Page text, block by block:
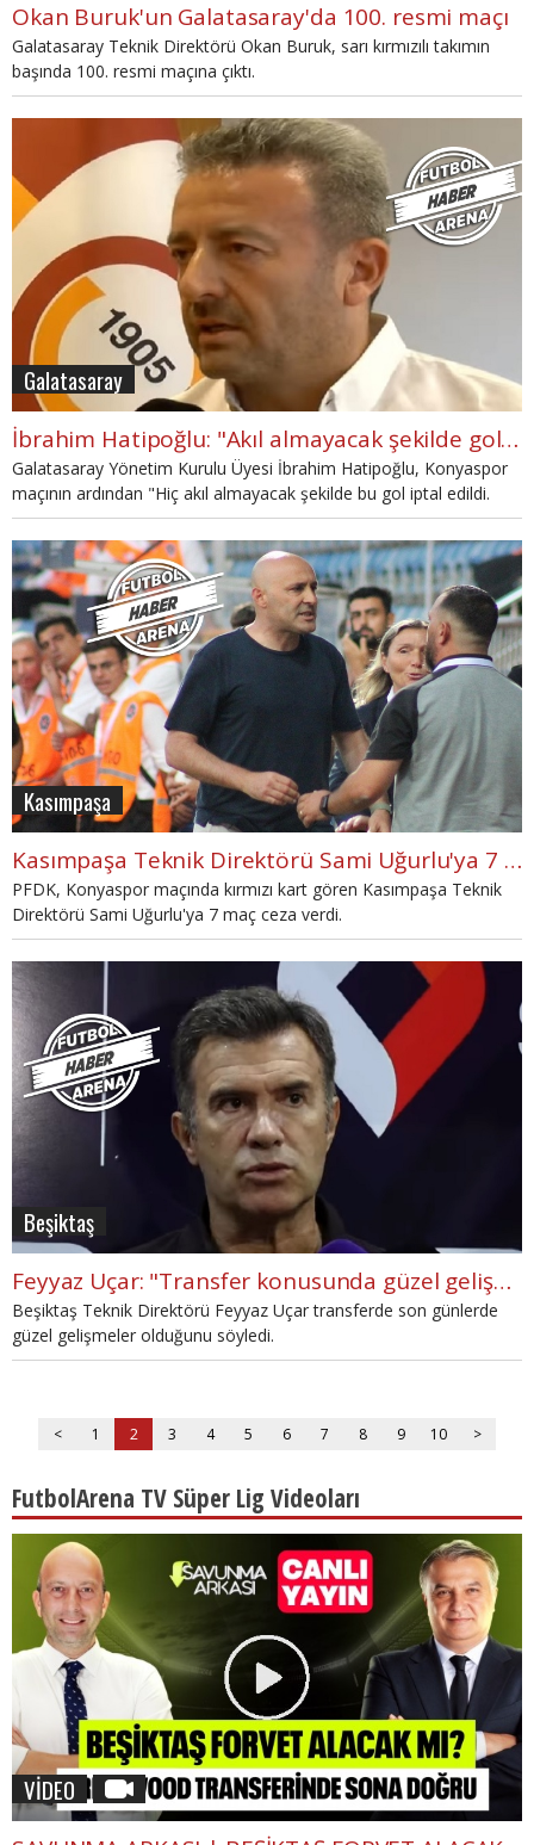
Okan Buruk'un Galatasaray'da 100. resmi maçı
Galatasaray Teknik Direktörü Okan Buruk, sarı kırmızılı takımın
başında 100. resmi maçına çıktı.
Galatasaray
İbrahim Hatipoğlu: "Akıl almayacak şekilde gol iptal edildi"
Galatasaray Yönetim Kurulu Üyesi İbrahim Hatipoğlu, Konyaspor
maçının ardından "Hiç akıl almayacak şekilde bu gol iptal edildi.
VAR'ın müdahalesinin gerekmediği bir pozisyon. Defalarca izledik.
Fiziksel tamasın bile olmadığı, çok net bir şekilde oyuncumuzun
temas ettiği bir topa nasıl oldu da VAR çağırmasıyla gol iptal edildi
anlamış değiliz." açıklamasını yaptı.
Kasımpaşa
Kasımpaşa Teknik Direktörü Sami Uğurlu'ya 7 maç ceza
PFDK, Konyaspor maçında kırmızı kart gören Kasımpaşa Teknik
Direktörü Sami Uğurlu'ya 7 maç ceza verdi.
Beşiktaş
Feyyaz Uçar: "Transfer konusunda güzel gelişmeler var"
Beşiktaş Teknik Direktörü Feyyaz Uçar transferde son günlerde
güzel gelişmeler olduğunu söyledi.
< 1 2 3 4 5 6 7 8 9 10 >
FutbolArena TV Süper Lig Videoları
VİDEO